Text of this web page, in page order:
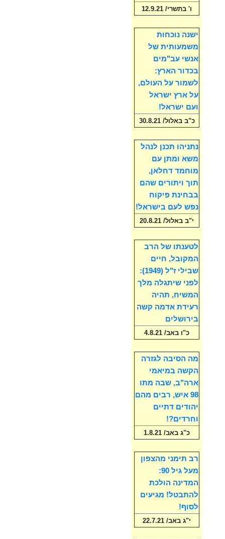
ו' בתשרי/ 12.9.21
ישנה נוכחות
משמעותית של
אנשי עב"מים
בכדור הארץ:
לשמור על העולם,
על ארץ ישראל
ועם ישראל!
כ"ב באלול/ 30.8.21
נתניהו תכנן לנהל
משא ומתן עם
מוחמד דחלאן,
תוך ויתורים שהם
בבחינת פיקוח
נפש לעם בישראל!
י"ב באלול/ 20.8.21
לטענתו של הרב
המקובל, חיים
שבילי ז"ל (1949):
לפני שיתגלה מלך
המשיח, תהיה
רעידת אדמה קשה
בירושלים
כ"ו באב/ 4.8.21
מה הסיבה לגזרה
הקשה במיאמי
ארה"ב, שבה מתו
98 איש, רבים מהם
יהודים דתיים
וחרדים?!
כ"ג באב/ 1.8.21
רב תימני מהצפון
מעל גיל 90:
המדינה הולכת
להתבטל! מגיעים
לסוף!
י"ג באב/ 22.7.21